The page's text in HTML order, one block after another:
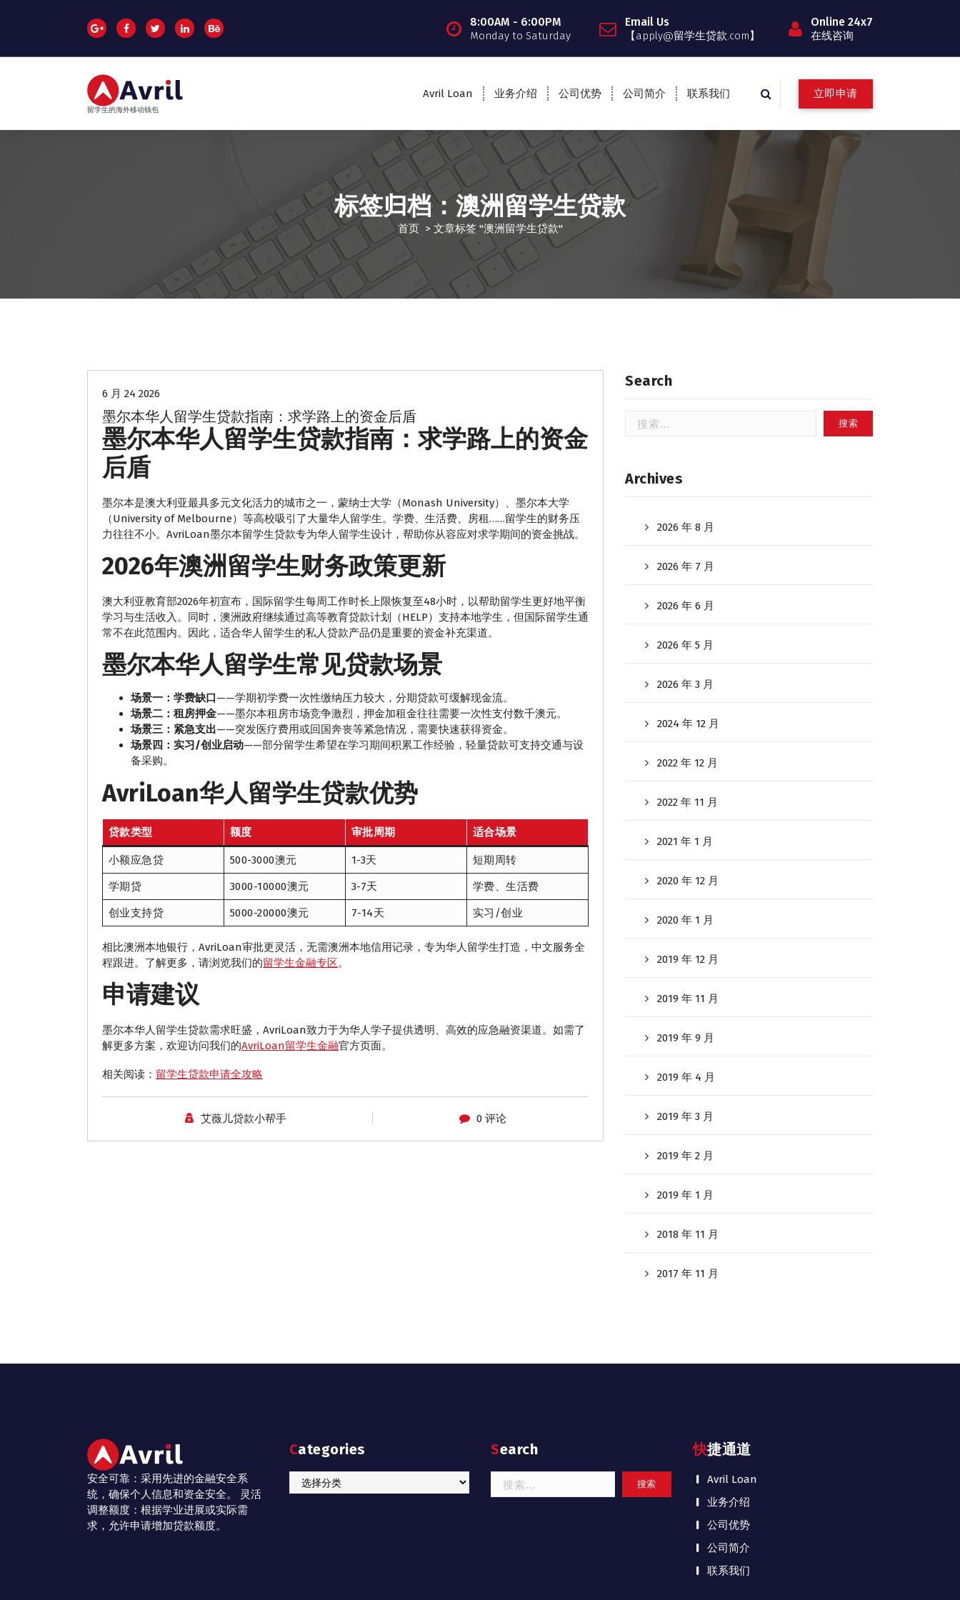
文
8:00AM - 6:00PM
Monday to Saturday
Email Us
【apply@留学生贷款.com】
Online 24x7
在线咨询
留学生的海外移动钱包
Avril Loan 业务介绍 公司优势 公司简介 联系我们 立即申请
标签归档：澳洲留学生贷款
首页> 文章标签 "澳洲留学生贷款"
6 月 24 2026
墨尔本华人留学生贷款指南：求学路上的资金后盾
墨尔本华人留学生贷款指南：求学路上的资金
后盾
墨尔本是澳大利亚最具多元文化活力的城市之一，蒙纳士大学（Monash University）、墨尔本大学
（University of Melbourne）等高校吸引了大量华人留学生。学费、生活费、房租……留学生的财务压
力往往不小。AvriLoan墨尔本留学生贷款专为华人留学生设计，帮助你从容应对求学期间的资金挑战。
2026年澳洲留学生财务政策更新
澳大利亚教育部2026年初宣布，国际留学生每周工作时长上限恢复至48小时，以帮助留学生更好地平衡
学习与生活收入。同时，澳洲政府继续通过高等教育贷款计划（HELP）支持本地学生，但国际留学生通
常不在此范围内。因此，适合华人留学生的私人贷款产品仍是重要的资金补充渠道。
墨尔本华人留学生常见贷款场景
场景一：学费缺口——学期初学费一次性缴纳压力较大，分期贷款可缓解现金流。
场景二：租房押金——墨尔本租房市场竞争激烈，押金加租金往往需要一次性支付数千澳元。
场景三：紧急支出——突发医疗费用或回国奔丧等紧急情况，需要快速获得资金。
场景四：实习/创业启动——部分留学生希望在学习期间积累工作经验，轻量贷款可支持交通与设
备采购。
AvriLoan华人留学生贷款优势
贷款类型 额度 审批周期 适合场景
小额应急贷 500-3000澳元 1-3天 短期周转
学期贷 3000-10000澳元 3-7天 学费、生活费
创业支持贷 5000-20000澳元 7-14天 实习/创业
相比澳洲本地银行，AvriLoan审批更灵活，无需澳洲本地信用记录，专为华人留学生打造，中文服务全
程跟进。了解更多，请浏览我们的留学生金融专区。
申请建议
墨尔本华人留学生贷款需求旺盛，AvriLoan致力于为华人学子提供透明、高效的应急融资渠道。如需了
解更多方案，欢迎访问我们的AvriLoan留学生金融官方页面。
相关阅读： 留学生贷款申请全攻略
艾薇儿贷款小帮手 0 评论
Search
索：
Archives
2026 年 8 月
2026 年 7 月
2026 年 6 月
2026 年 5 月
2026 年 3 月
2024 年 12 月
2022 年 12 月
2022 年 11 月
2021 年 1 月
2020 年 12 月
2020 年 1 月
2019 年 12 月
2019 年 11 月
2019 年 9 月
2019 年 4 月
2019 年 3 月
2019 年 2 月
2019 年 1 月
2018 年 11 月
2017 年 11 月
安全可靠：采用先进的金融安全系
统，确保个人信息和资金安全。 灵活
调整额度：根据学业进展或实际需
求，允许申请增加贷款额度。
Categories
Categories
Search
索：
快捷通道
Avril Loan
业务介绍
公司优势
公司简介
联系我们